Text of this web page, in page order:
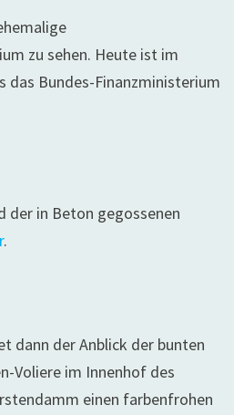
zu sehen. Heute ist im
das Bundes-Finanzministerium
der in Beton gegossenen
.
dann der Anblick der bunten
Voliere im Innenhof des
einen farbenfrohen